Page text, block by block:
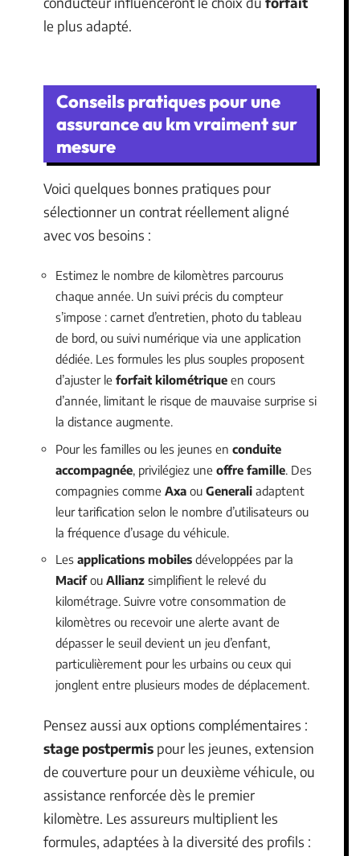
le plus adapté.
Conseils pratiques pour une
assurance au km vraiment sur
mesure
Voici quelques bonnes pratiques pour
sélectionner un contrat réellement aligné
avec vos besoins :
Estimez le nombre de kilomètres parcourus
chaque année. Un suivi précis du compteur
s’impose : carnet d’entretien, photo du tableau
de bord, ou suivi numérique via une application
dédiée. Les formules les plus souples proposent
d’ajuster le forfait kilométrique en cours
d’année, limitant le risque de mauvaise surprise si
la distance augmente.
Pour les familles ou les jeunes en conduite
accompagnée , privilégiez une offre famille . Des
compagnies comme Axa ou Generali adaptent
leur tarification selon le nombre d’utilisateurs ou
la fréquence d’usage du véhicule.
Les applications mobiles développées par la
Macifou Allianz simplifient le relevé du
kilométrage. Suivre votre consommation de
kilomètres ou recevoir une alerte avant de
dépasser le seuil devient un jeu d’enfant,
particulièrement pour les urbains ou ceux qui
jonglent entre plusieurs modes de déplacement.
Pensez aussi aux options complémentaires :
stage postpermis pour les jeunes, extension
de couverture pour un deuxième véhicule, ou
assistance renforcée dès le premier
kilomètre. Les assureurs multiplient les
formules, adaptées à la diversité des profils :